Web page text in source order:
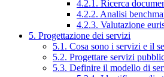
4.2.1. Ricerca
4.2.2. Analisi
4.2.3. Valutazione
5. Progettazione dei servizi
5.1. Cosa sono i servizi e il
5.2. Progettare servizi
5.3. Definire il modello di